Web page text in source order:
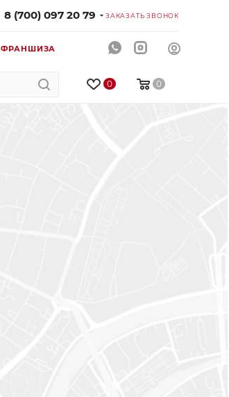
8 (700) 097 20 79 ЗАКАЗАТЬ ЗВОНОК
ФРАНШИЗА
0 0